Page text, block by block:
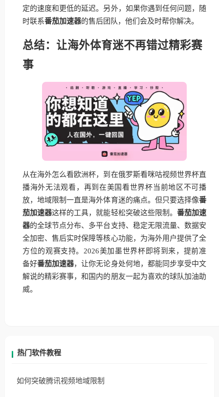
定的速度和更低的延迟。另外，如果你遇到任何问题，随
时联系番茄加速器的售后团队，他们会及时帮你解决。
总结：让海外体育迷不再错过精彩赛
事
从在海外怎么看欧洲杯，到在俄罗斯看咪咕视频世界杯直
播海外无法观看，再到在美国看世界杯当前地区不可播
放，地域限制一直是海外体育迷的痛点。但只要选择像番
茄加速器这样的工具，就能轻松突破这些限制。 番茄加速
器的全球节点分布、多平台支持、稳定无限流量、数据安
全加密、售后实时保障等核心功能，为海外用户提供了全
方位的观赛支持。2026美加墨世界杯即将到来，提前准
备好番茄加速器，让你无论身处何地，都能同步享受中文
解说的精彩赛事，和国内的朋友一起为喜欢的球队加油助
威。
热门软件教程
如何突破腾讯视频地域限制